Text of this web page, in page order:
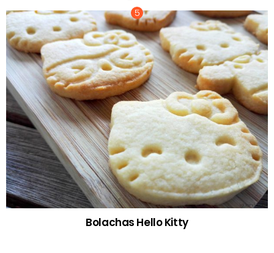
Bolachas Hello Kitty